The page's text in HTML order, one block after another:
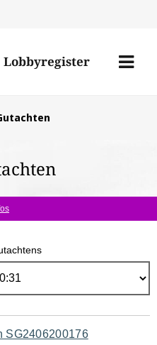
Lobbyregister
Menü
SG2406200176